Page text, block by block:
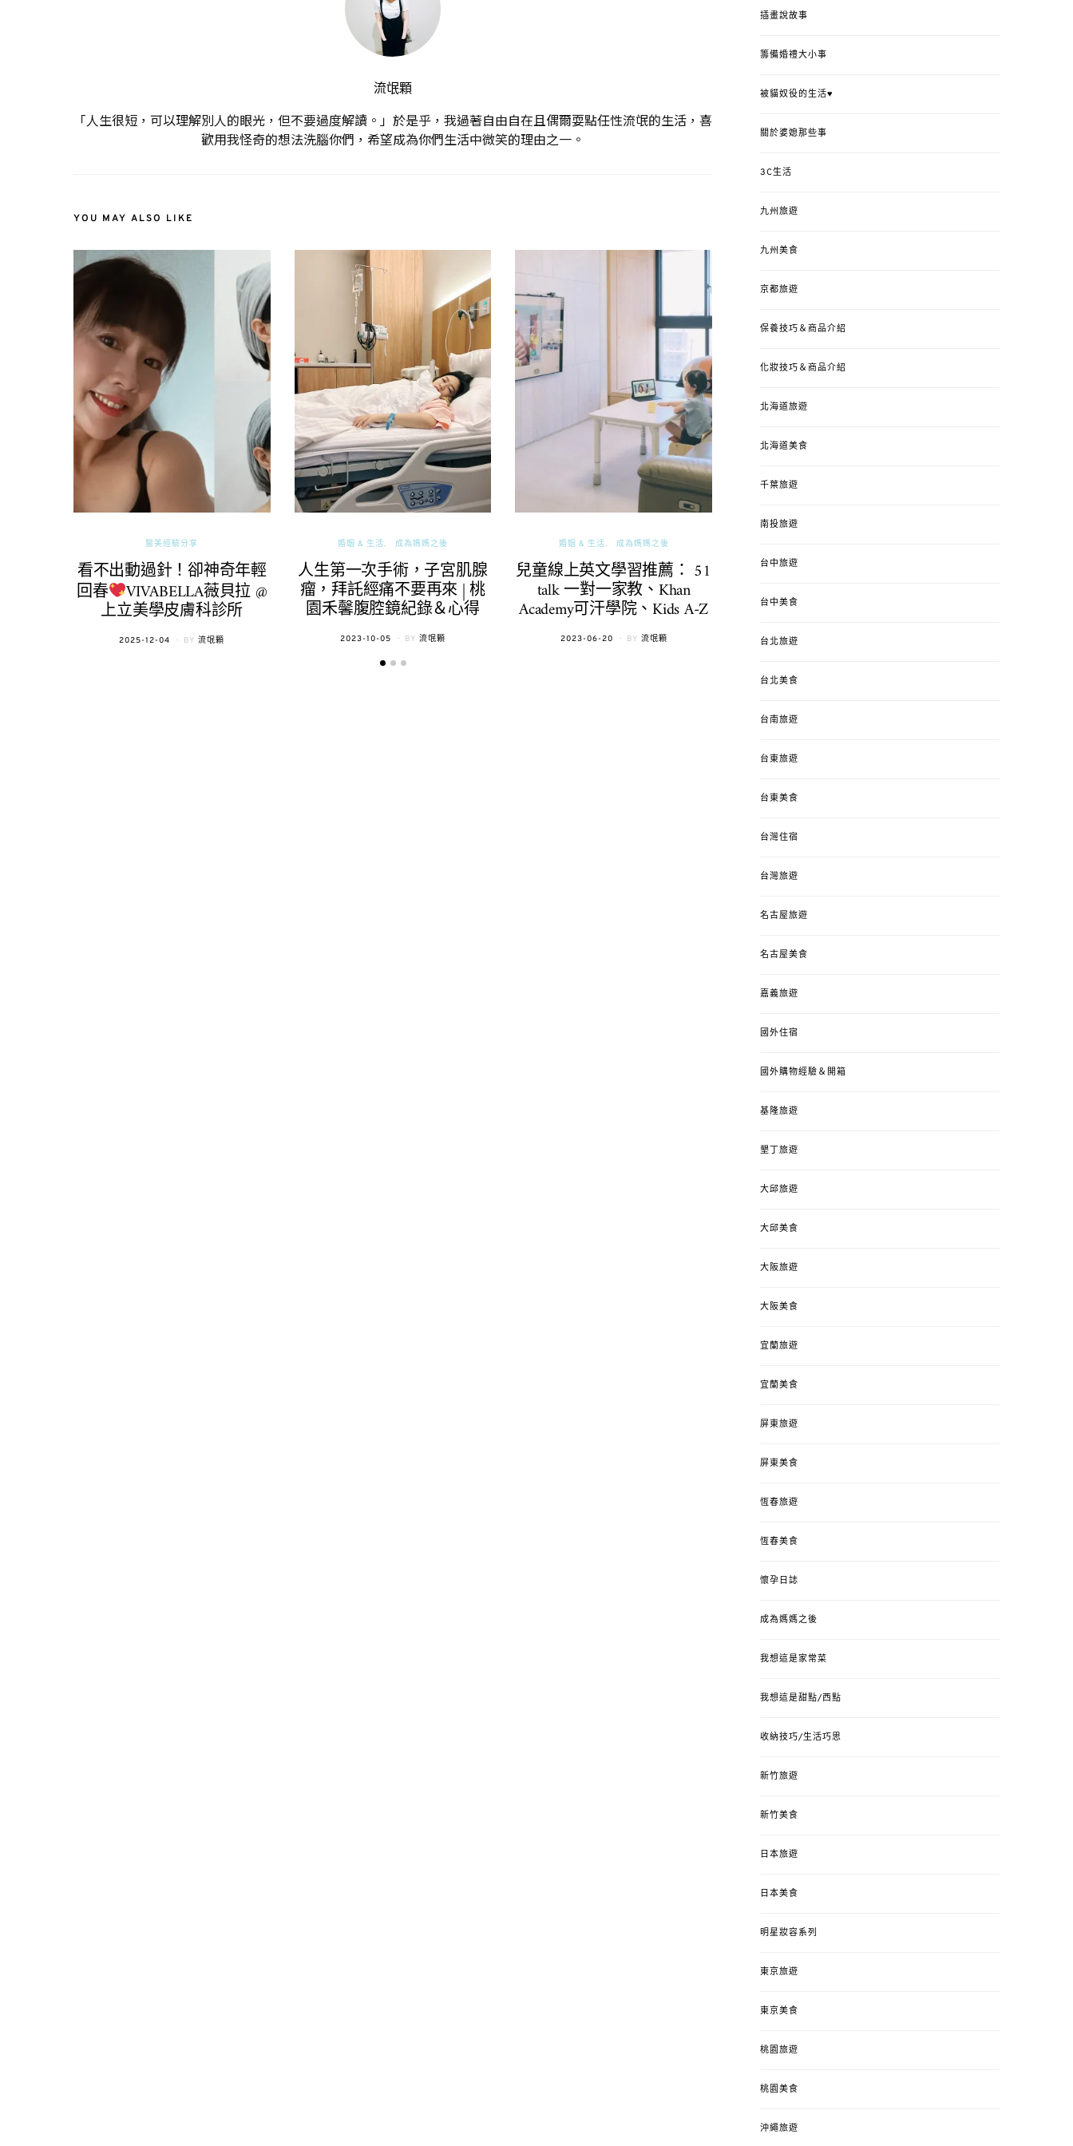
流氓顆
「人生很短，可以理解別人的眼光，但不要過度解讀。」於是乎，我過著自由自在且偶爾耍點任性流氓的生活，喜
歡用我怪奇的想法洗腦你們，希望成為你們生活中微笑的理由之一。
YOU MAY ALSO LIKE
醫美經驗分享
看不出動過針！卻神奇年輕
回春 VIVABELLA薇貝拉 @
上立美學皮膚科診所
POSTED
2025-12-04 BY 流氓顆
婚姻 & 生活 成為媽媽之後
人生第一次手術，子宮肌腺
瘤，拜託經痛不要再來 | 桃
園禾馨腹腔鏡紀錄＆心得
POSTED
2023-10-05 BY 流氓顆
婚姻 & 生活 成為媽媽之後
兒童線上英文學習推薦： 51
talk 一對一家教、Khan
Academy可汗學院、Kids A-Z
POSTED
2023-06-20 BY 流氓顆
4y3m ：視力檢查、練習犯
錯、認識華德福
插畫說故事
籌備婚禮大小事
被貓奴役的生活♥
關於婆媳那些事
3C生活
九州旅遊
九州美食
京都旅遊
保養技巧＆商品介紹
化妝技巧＆商品介紹
北海道旅遊
北海道美食
千葉旅遊
南投旅遊
台中旅遊
台中美食
台北旅遊
台北美食
台南旅遊
台東旅遊
台東美食
台灣住宿
台灣旅遊
名古屋旅遊
名古屋美食
嘉義旅遊
國外住宿
國外購物經驗＆開箱
基隆旅遊
墾丁旅遊
大邱旅遊
大邱美食
大阪旅遊
大阪美食
宜蘭旅遊
宜蘭美食
屏東旅遊
屏東美食
恆春旅遊
恆春美食
懷孕日誌
成為媽媽之後
我想這是家常菜
我想這是甜點/西點
收納技巧/生活巧思
新竹旅遊
新竹美食
日本旅遊
日本美食
明星妝容系列
東京旅遊
東京美食
桃園旅遊
桃園美食
沖繩旅遊